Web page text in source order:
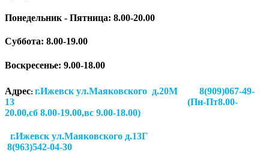
Понедельник - Пятница: 8.00-20.00
Суббота: 8.00-19.00
Воскресенье: 9.00-18.00
Адрес: г.Ижевск ул.Маяковского д.20М 8(909)067-49-
13 (Пн-Пт8.00-
20.00,сб 8.00-19.00,вс 9.00-18.00)
г.Ижевск ул.Маяковского д.13Г
8(963)542-04-30